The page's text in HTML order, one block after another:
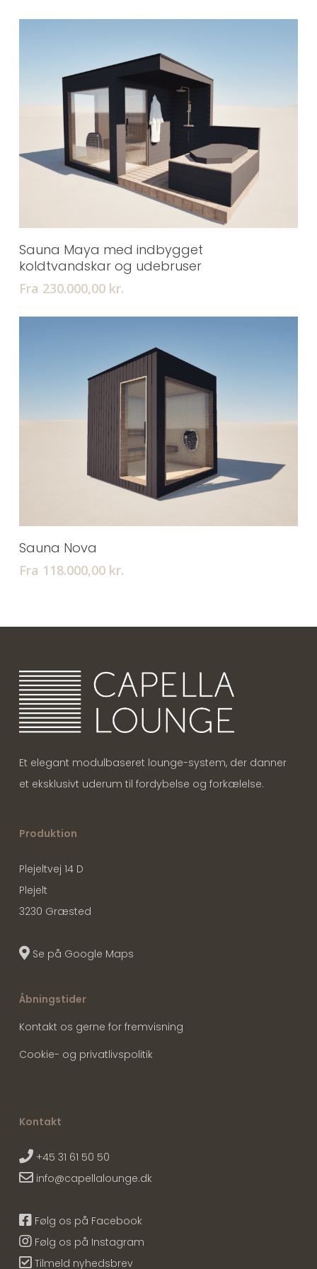
Tilføj Til Kurv
Sauna Maya med indbygget
koldtvandskar og udebruser
Fra 230.000,00 kr.
Sauna Nova
Fra 118.000,00 kr.
Et elegant modulbaseret lounge-system, der danner
et eksklusivt uderum til fordybelse og forkælelse.
Produktion
Plejeltvej 14 D
Plejelt
3230 Græsted
Se på Google Maps
Åbningstider
Kontakt os gerne for fremvisning
Cookie- og privatlivspolitik
Kontakt
+45 31 61 50 50
info@capellalounge.dk
Følg os på Facebook
Følg os på Instagram
Tilmeld nyhedsbrev